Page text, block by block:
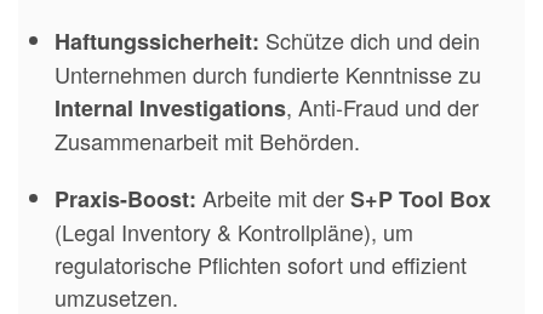
Haftungssicherheit: Schütze dich und dein
Unternehmen durch fundierte Kenntnisse zu
Internal Investigations, Anti-Fraud und der
Zusammenarbeit mit Behörden.
Praxis-Boost: Arbeite mit derS+P Tool Box
(Legal Inventory & Kontrollpläne), um
regulatorische Pflichten sofort und effizient
umzusetzen.